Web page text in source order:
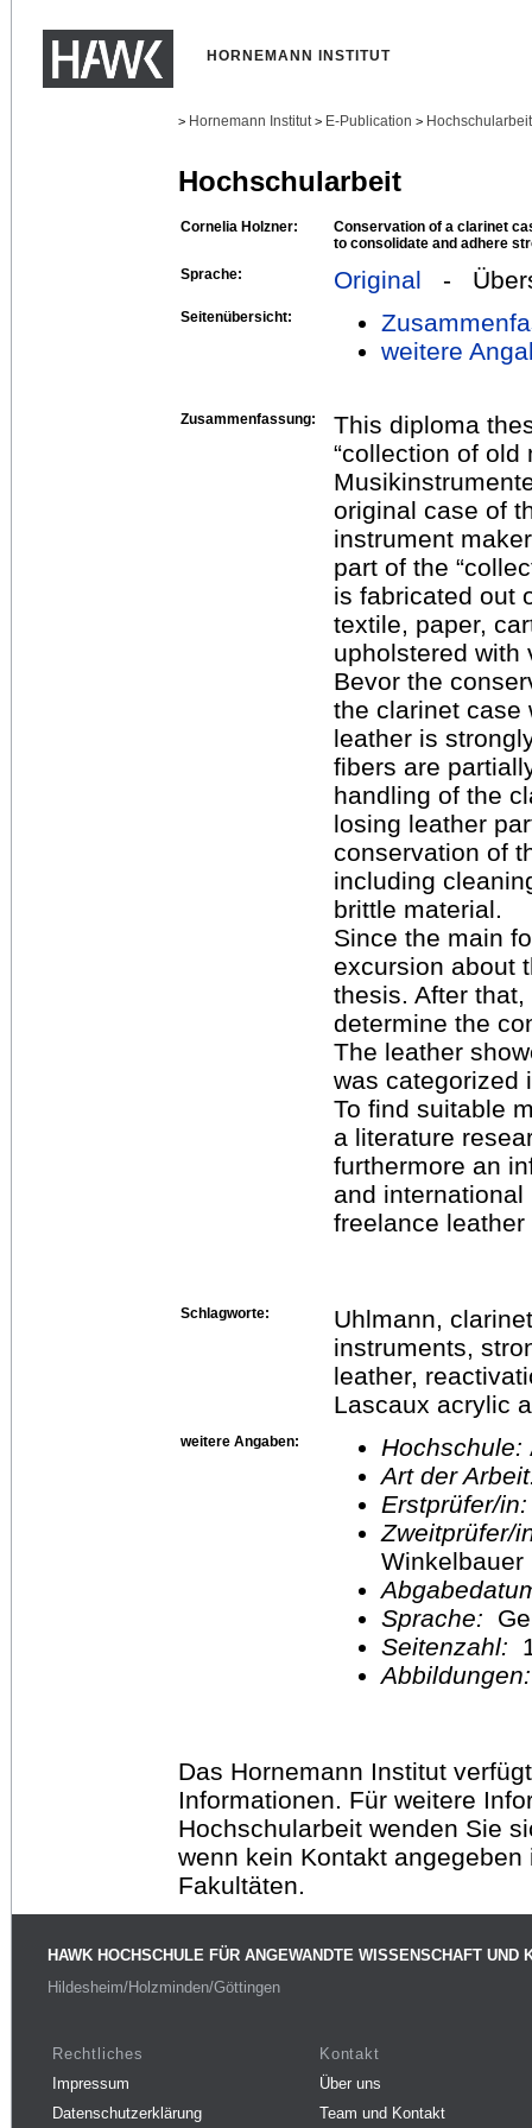
HORNEMANN INSTITUT
> Hornemann Institut > E-Publication >
Hochschularbeit
Cornelia Holzner:
Conservation of a clarinet
to consolidate and adhere
Sprache:
Original -
Seitenübersicht:
weitere
Zusammenfassung:
This diploma
“collection of old
original case of
instrument
part of the
is fabricated out
textile, paper,
upholstered with
Bevor the
the clarinet case
leather is
fibers are
handling of the
losing leather
conservation of
including
brittle material.
Since the main
excursion about
thesis. After
determine the
The leather
was categorized
To find suitable
a literature
furthermore an
and
freelance
Schlagworte:
Uhlmann,
instruments,
leather,
Lascaux acrylic
weitere Angaben: Hochschule:
Art der
Erstprüfer/
Winkelbauer
Sprache:
Seitenzahl:
Das Hornemann Institut
Informationen. Für weitere
Hochschularbeit wenden Sie
wenn kein Kontakt
Fakultäten.
HAWK HOCHSCHULE FÜR ANGEWANDTE WISSENSCHAFT UND
Hildesheim/Holzminden/Göttingen
Rechtliches
Impressum
Datenschutzerklärung
Kontakt
Über uns
Team und Kontakt